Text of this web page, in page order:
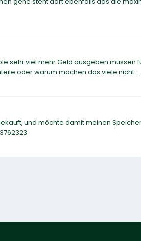
sehr viel mehr Geld ausgeben müssen
oder warum machen das viele nicht...
und möchte damit meinen